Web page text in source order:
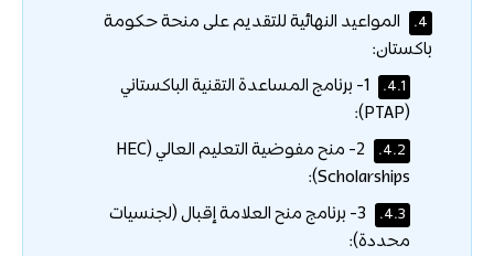
4.
المواعيد النهائية للتقديم على منحة حكومة
باكستان:
4.1.
1- برنامج المساعدة التقنية الباكستاني
(PTAP):
4.2.
2- منح مفوضية التعليم العالي (HEC
Scholarships):
4.3.
3- برنامج منح العلامة إقبال (لجنسيات
محددة):